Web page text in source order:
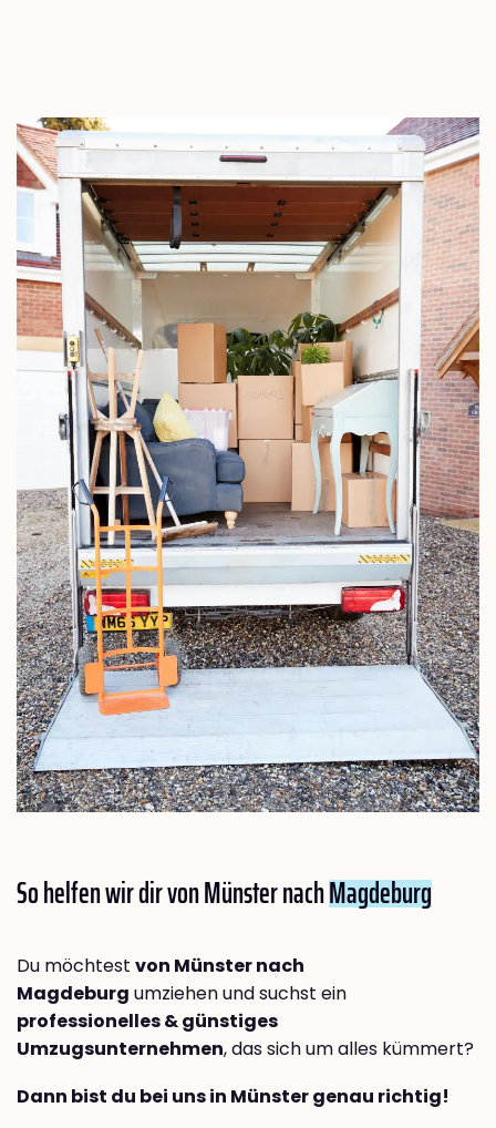
So helfen wir dir von Münster nachMagdeburg
Du möchtest von Münster nach
Magdeburg umziehen und suchst ein
professionelles & günstiges
Umzugsunternehmen, das sich um alles kümmert?
Dann bist du bei uns in Münster genau richtig!